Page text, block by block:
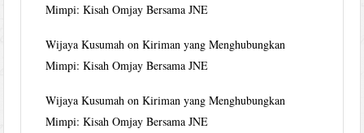
Mimpi: Kisah Omjay Bersama JNE
Wijaya Kusumah onKiriman yang Menghubungkan
Mimpi: Kisah Omjay Bersama JNE
Wijaya Kusumah onKiriman yang Menghubungkan
Mimpi: Kisah Omjay Bersama JNE